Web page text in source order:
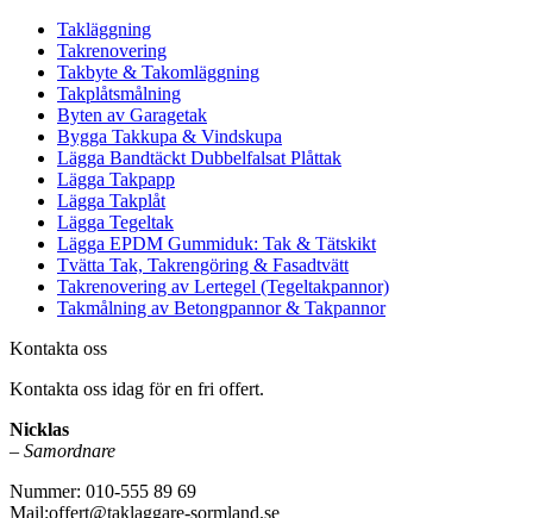
Takläggning
Takrenovering
Takbyte & Takomläggning
Takplåtsmålning
Byten av Garagetak
Bygga Takkupa & Vindskupa
Lägga Bandtäckt Dubbelfalsat Plåttak
Lägga Takpapp
Lägga Takplåt
Lägga Tegeltak
Lägga EPDM Gummiduk: Tak & Tätskikt
Tvätta Tak, Takrengöring & Fasadtvätt
Takrenovering av Lertegel (Tegeltakpannor)
Takmålning av Betongpannor & Takpannor
Kontakta oss
Kontakta oss idag för en fri offert.
Nicklas
– Samordnare
Nummer: 010-555 89 69
Mail:offert@taklaggare-sormland.se